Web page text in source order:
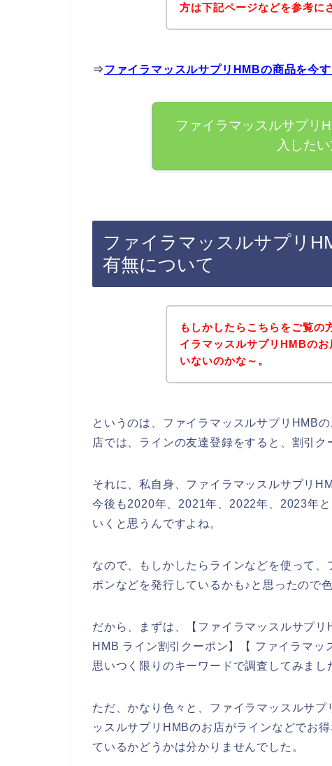
方は下記ページなどを参考に
⇒ファイラマッスルサプリHMBの商品を今
ファイラマッスルサプリ
入した
ファイラマッスルサプリ
有無について
もしかしたらこちらをご覧の
イラマッスルサプリHMBの
いないのかな～。
というのは、ファイラマッスルサプリHMB
店では、ラインの友達登録をすると、割引ク
それに、私自身、ファイラマッスルサプリ
今後も2020年、2021年、2022年、2023年
いくと思うんですよね。
なので、もしかしたらラインなどを使って
ポンなどを発行しているかも♪と思ったので
だから、まずは、【ファイラマッスルサプ
HMB ライン割引クーポン】【 ファイラマ
思いつく限りのキーワードで調査してみまし
ただ、かなり色々と、ファイラマッスルサ
ッスルサプリHMBのお店がラインなどでお
ているかどうかは分かりませんでした。